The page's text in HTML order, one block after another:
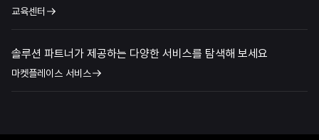
교육센터
솔루션 파트너가 제공하는 다양한 서비스를 탐색해 보세요
마켓플레이스 서비스